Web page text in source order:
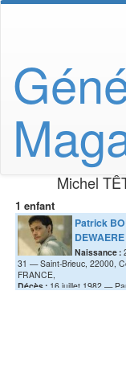
Michel
1 enfant
Patrick
DEWAERE
Naissance :
31
Saint-Brieuc, 22000,
FRANCE,
Décès : 16 juillet 1982